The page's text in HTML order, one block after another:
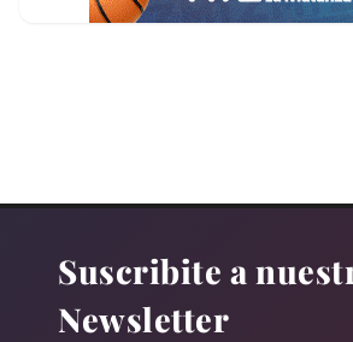
Suscribite a
Newsletter